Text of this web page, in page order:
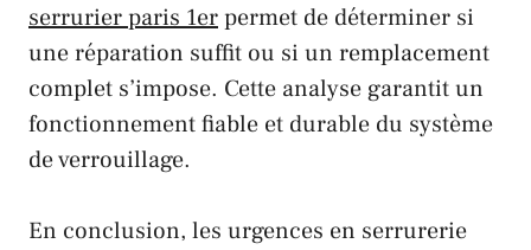
serrurier paris 1erpermet de déterminer si
une réparation suffit ou si un remplacement
complet s’impose. Cette analyse garantit un
fonctionnement fiable et durable du système
de verrouillage.
En conclusion, les urgences en serrurerie